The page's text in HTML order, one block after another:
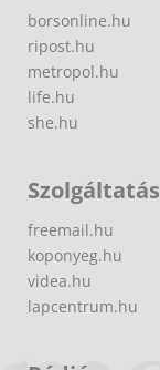
borsonline.hu
ripost.hu
metropol.hu
life.hu
she.hu
Szolgáltatás
freemail.hu
koponyeg.hu
videa.hu
lapcentrum.hu